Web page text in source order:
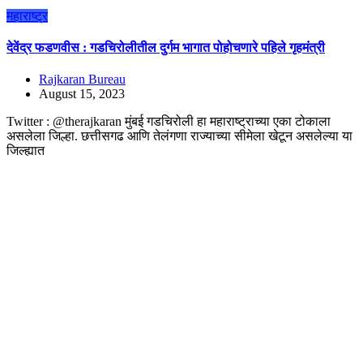
महाराष्ट्र
देवेंद्र फडणवीस : गडचिरोलीतील दुर्गम भागात पोहोचणारे पहिले गृहमंत्री
Rajkaran Bureau
August 15, 2023
Twitter : @therajkaran मुंबई गडचिरोली हा महाराष्ट्राच्या एका टोकाला
असलेला जिल्हा. छत्तीसगढ आणि तेलंगणा राज्याच्या सीमेला खेटून असलेल्या या
जिल्ह्यात